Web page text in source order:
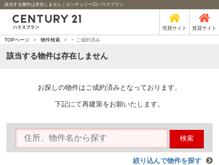
該当する物件は存在しません｜センチュリー21ハウスプラン
売買サイト 賃貸サイト
TOPページ > 物件検索 > - ご成約済み
該当する物件は存在しません
お探しの物件はご成約済みとなっております。
下記にて再建策をお願いたします。
検索
絞り込んで物件を探す